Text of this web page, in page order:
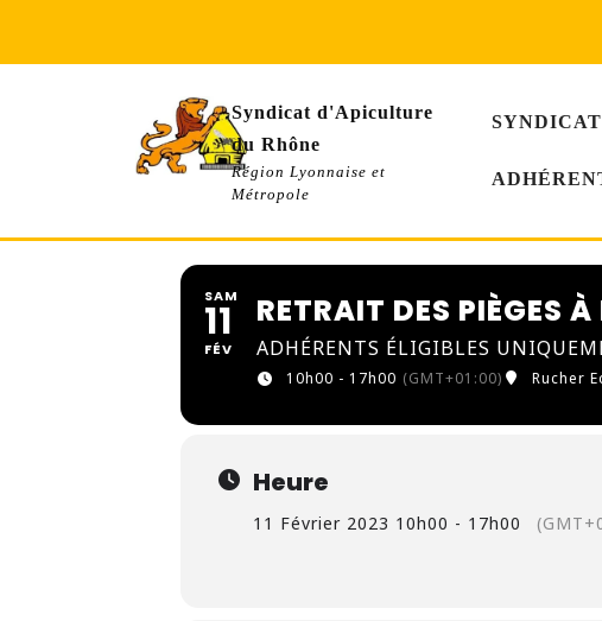
content
Syndicat d'Apiculture
du Rhône
Région Lyonnaise et
Métropole
SYNDICAT
SAM
11
FÉV
RETRAIT DES PIÈGES
ADHÉRENTS ÉLIGIBLES
10h00 - 17h00 (GMT+01:00) Rucher
Heure
11 Février 2023 10h00 - 17h00